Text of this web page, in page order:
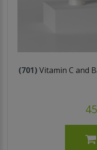
(701)Vitamin C and